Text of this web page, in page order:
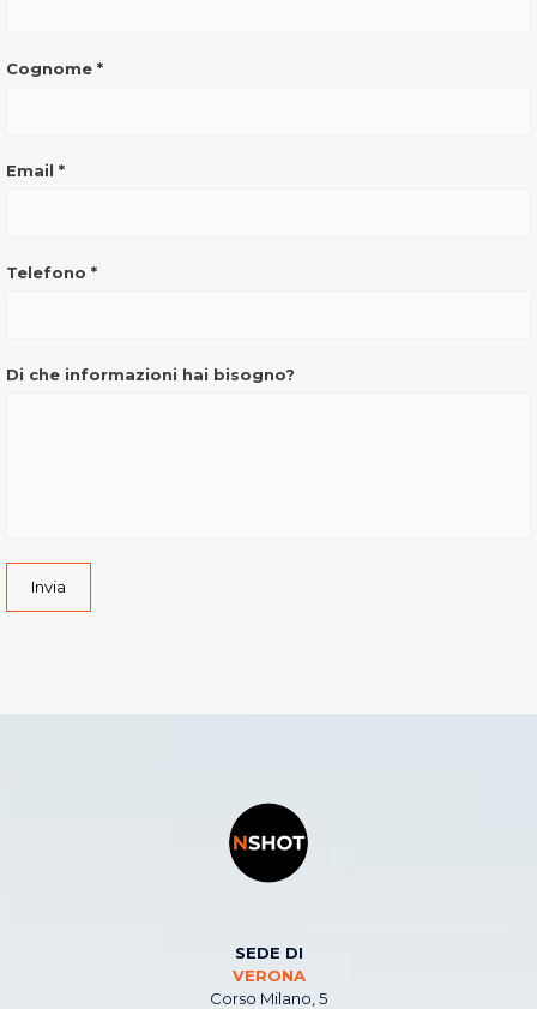
Cognome *
Email *
Telefono *
Di che informazioni hai bisogno?
Invia
SEDE DI
VERONA
Corso Milano, 5